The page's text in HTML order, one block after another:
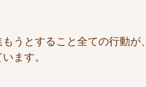
うとすること全ての行動が
ます。